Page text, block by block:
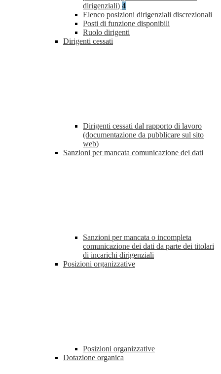
dirigenziali) 4
Elenco posizioni dirigenziali discrezionali
Posti di funzione disponibili
Ruolo dirigenti
Dirigenti cessati
Dirigenti cessati dal rapporto di lavoro
(documentazione da pubblicare sul sito
web)
Sanzioni per mancata comunicazione dei dati
Sanzioni per mancata o incompleta
comunicazione dei dati da parte dei titolari
di incarichi dirigenziali
Posizioni organizzative
Posizioni organizzative
Dotazione organica